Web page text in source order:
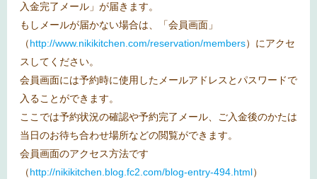
入金完了メール」が届きます。
もしメールが届かない場合は、「会員画面」
（http://www.nikikitchen.com/reservation/members）にアクセ
スしてください。
会員画面には予約時に使用したメールアドレスとパスワードで
入ることができます。
ここでは予約状況の確認や予約完了メール、ご入金後のかたは
当日のお待ち合わせ場所などの閲覧ができます。
会員画面のアクセス方法です
（http://nikikitchen.blog.fc2.com/blog-entry-494.html）